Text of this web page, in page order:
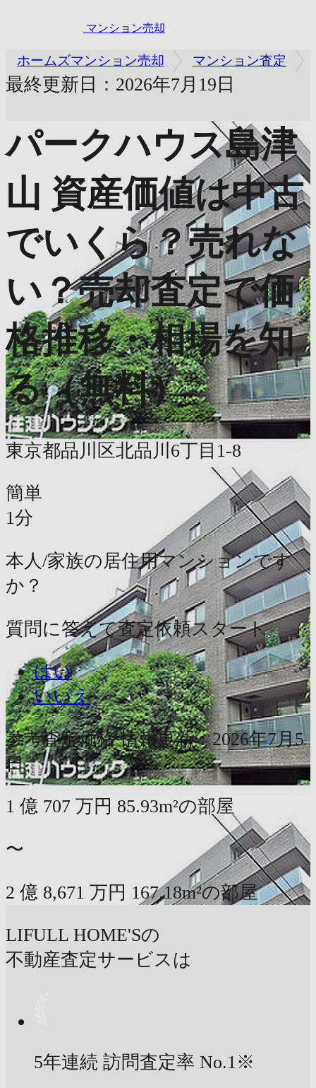
マンション売却
ホームズマンション売却 マンション査定
最終更新日：2026年7月19日
パークハウス島津
山 資産価値は中古
でいくら？売れな
い？売却査定で価
格推移・相場を知
る（無料）
東京都品川区北品川6丁目1-8
簡単
1分
本人/家族の居住用マンションです
か？
質問に答えて査定依頼スタート
はい
いいえ
参考査定価格 情報更新：2026年7月5
日
1 億 707 万円 85.93m²の部屋
〜
2 億 8,671 万円 167.18m²の部屋
LIFULL HOME'Sの
不動産査定サービスは
5年連続 訪問査定率 No.1※